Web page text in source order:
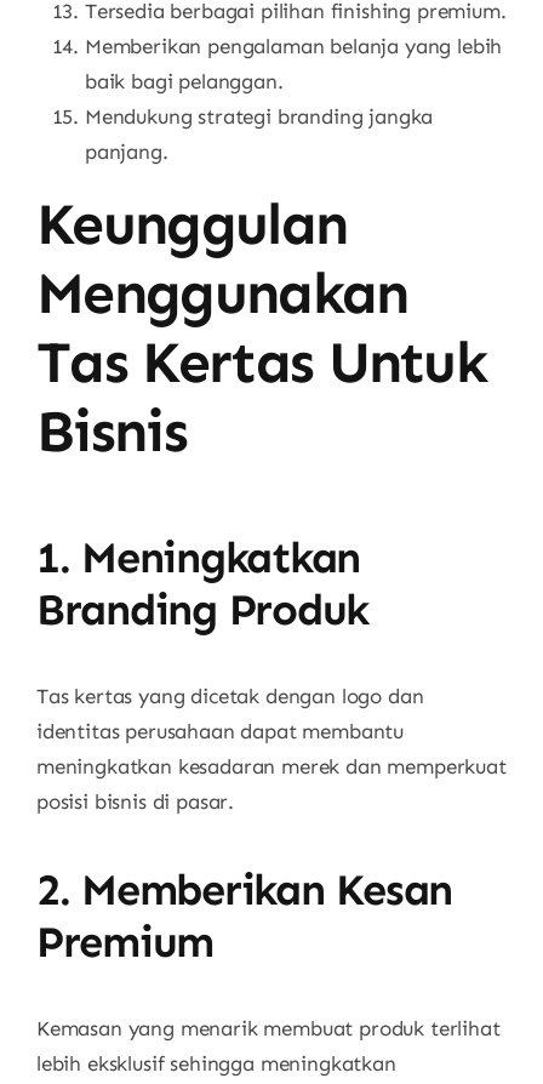
Tersedia berbagai pilihan finishing premium.
Memberikan pengalaman belanja yang lebih
baik bagi pelanggan.
Mendukung strategi branding jangka
panjang.
Keunggulan
Menggunakan
Tas Kertas Untuk
Bisnis
1. Meningkatkan
Branding Produk
Tas kertas yang dicetak dengan logo dan
identitas perusahaan dapat membantu
meningkatkan kesadaran merek dan memperkuat
posisi bisnis di pasar.
2. Memberikan Kesan
Premium
Kemasan yang menarik membuat produk terlihat
lebih eksklusif sehingga meningkatkan